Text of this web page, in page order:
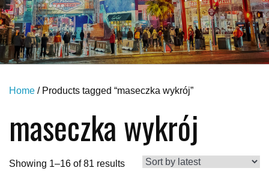
Home / Products tagged “maseczka wykrój”
maseczka wykrój
Showing 1–16 of 81 results